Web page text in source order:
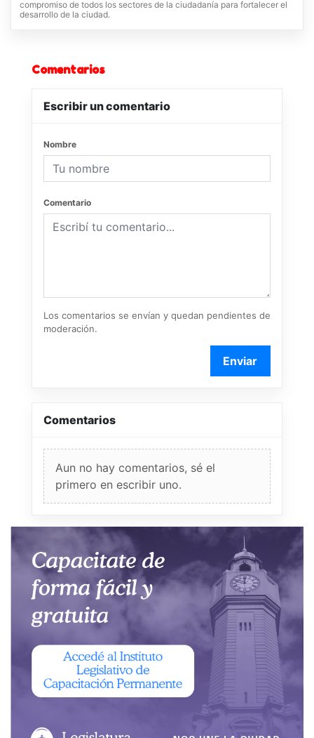
compromiso de todos los sectores de la ciudadanía para fortalecer el
desarrollo de la ciudad.
Comentarios
Escribir un comentario
Nombre
Comentario
Los comentarios se envían y quedan pendientes de
moderación.
Enviar
Comentarios
Aun no hay comentarios, sé el
primero en escribir uno.